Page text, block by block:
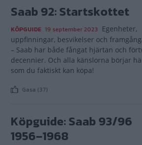
Saab 92: Startskottet
KÖPGUIDE 19 september 2023 Egenheter,
uppfinningar, besvikelser och
– Saab har både fångat hjärtan och
decennier. Och alla känslorna börjar
som du faktiskt kan köpa!
Gasa (37)
Köpguide: Saab 93/96
1956–1968